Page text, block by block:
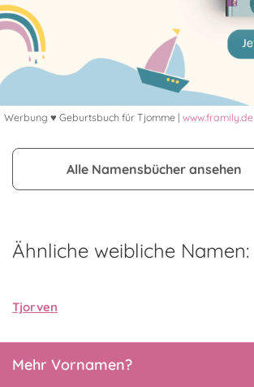
Werbung ♥ Geburtsbuch für Tjomme | www.framily.de
Alle Namensbücher ansehen
Ähnliche weibliche Namen:
Tjorven
Mehr Vornamen?